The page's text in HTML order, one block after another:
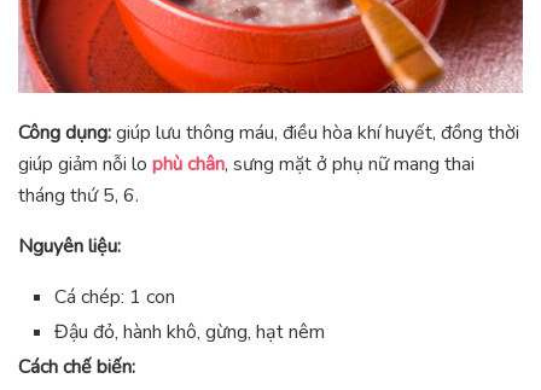
Công dụng:giúp lưu thông máu, điều hòa khí huyết, đồng thời
giúp giảm nỗi lo phù chân, sưng mặt ở phụ nữ mang thai
tháng thứ 5, 6.
Nguyên liệu:
Cá chép: 1 con
Đậu đỏ, hành khô, gừng, hạt nêm
Cách chế biến: